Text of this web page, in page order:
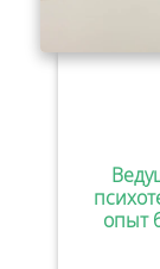
опыт